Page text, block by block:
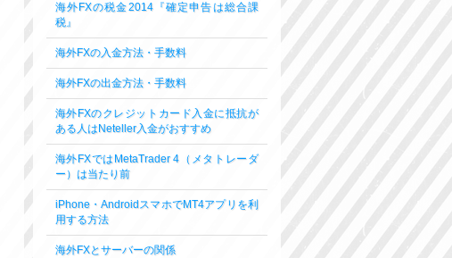
海外FXの税金2014『確定申告は総合課
税』
海外FXの入金方法・手数料
海外FXの出金方法・手数料
海外FXのクレジットカード入金に抵抗が
ある人はNeteller入金がおすすめ
海外FXではMetaTrader 4（メタトレーダ
ー）は当たり前
iPhone・AndroidスマホでMT4アプリを利
用する方法
海外FXとサーバーの関係